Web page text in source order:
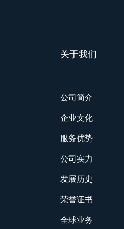
关于我们
公司简介
企业文化
服务优势
公司实力
发展历史
荣誉证书
全球业务